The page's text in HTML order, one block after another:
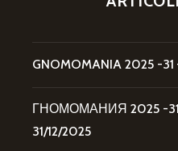
GNOMOMANIA 2025 -
ГНОМОМАНИЯ 2025 -
31/12/2025